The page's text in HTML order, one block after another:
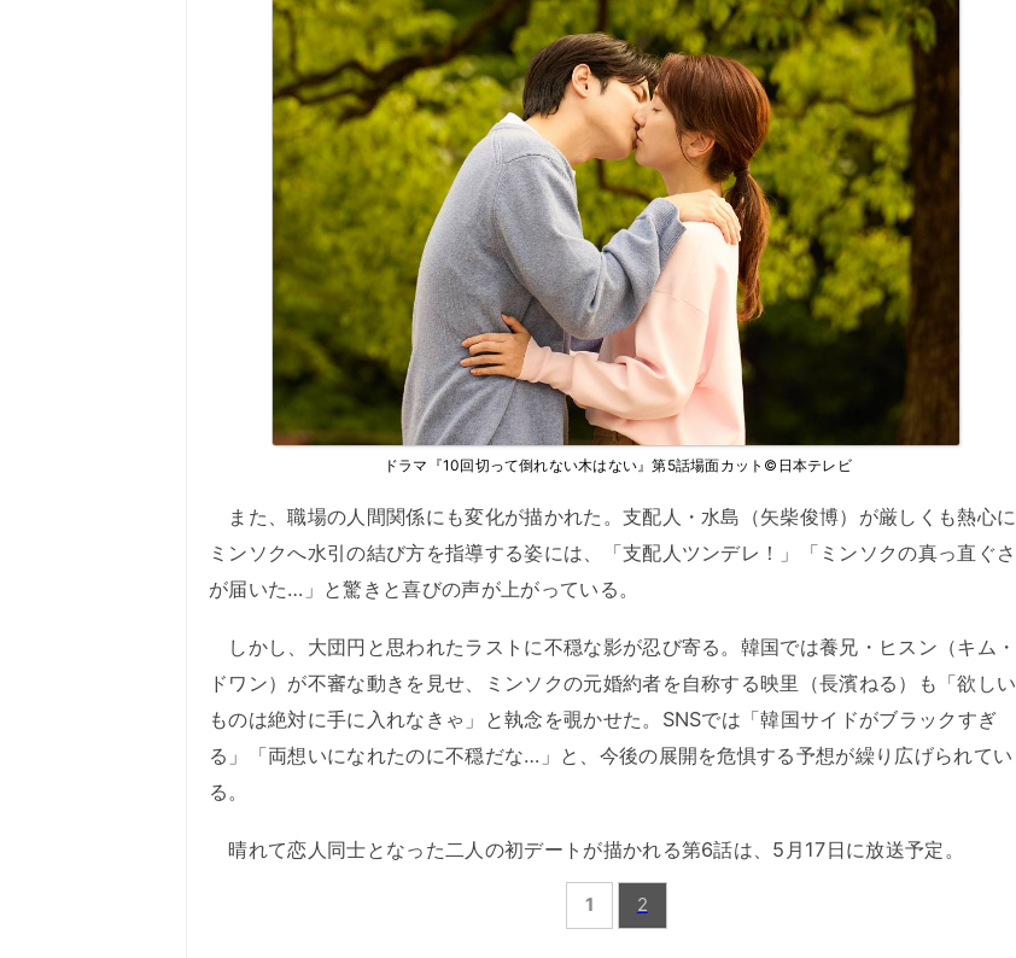
ドラマ『10回切って倒れない木はない』第5話場面カット©日本テレビ
また、職場の人間関係にも変化が描かれた。支配人・水島（矢柴俊博）が厳しくも熱心に
ミンソクへ水引の結び方を指導する姿には、「支配人ツンデレ！」「ミンソクの真っ直ぐさ
が届いた…」と驚きと喜びの声が上がっている。
しかし、大団円と思われたラストに不穏な影が忍び寄る。韓国では養兄・ヒスン（キム・
ドワン）が不審な動きを見せ、ミンソクの元婚約者を自称する映里（長濱ねる）も「欲しい
ものは絶対に手に入れなきゃ」と執念を覗かせた。SNSでは「韓国サイドがブラックすぎ
る」「両想いになれたのに不穏だな…」と、今後の展開を危惧する予想が繰り広げられてい
る。
晴れて恋人同士となった二人の初デートが描かれる第6話は、5月17日に放送予定。
1 2